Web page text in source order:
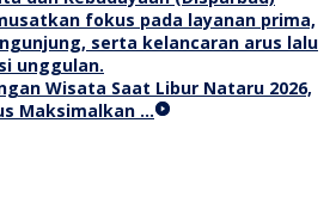
Wisata Saat Libur Nataru 2026,
Maksimalkan …